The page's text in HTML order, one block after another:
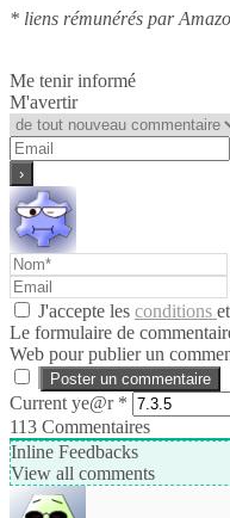
* liens rémunérés par
Me tenir informé
M'avertir
J'accepte les conditions
Le formulaire de
Web pour publier un
Current ye@r *
113 Commentaires
Inline Feedbacks
View all comments